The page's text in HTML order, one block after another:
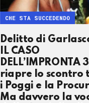
Delitto di
IL CASO
DELL’IMPRONTA
riapre lo scontro
i Poggi e la
Ma davvero la
CHE STA SUCCEDENDO